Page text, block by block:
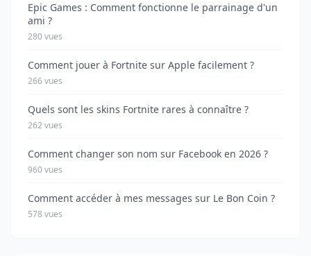
Epic Games : Comment fonctionne le parrainage d'un
ami ?
280 vues
Comment jouer à Fortnite sur Apple facilement ?
266 vues
Quels sont les skins Fortnite rares à connaître ?
262 vues
Comment changer son nom sur Facebook en 2026 ?
960 vues
Comment accéder à mes messages sur Le Bon Coin ?
578 vues